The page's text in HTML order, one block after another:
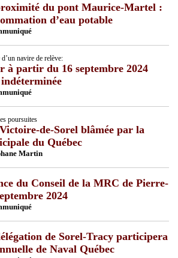
du pont Maurice-Martel :
d’eau potable
navire de relève:
à partir du 16 septembre 2024
poursuites
de-Sorel blâmée par la
du Québec
Martin
du Conseil de la MRC de Pierre-
2024
de Sorel-Tracy participera
de Naval Québec